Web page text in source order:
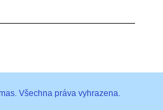
Všechna práva vyhrazena.